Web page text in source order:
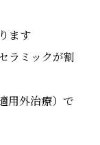
ます
ラミックが割
用外治療）で